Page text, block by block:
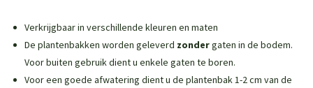
Verkrijgbaar in verschillende kleuren en maten
De plantenbakken worden geleverd zondergaten in de bodem.
Voor buiten gebruik dient u enkele gaten te boren.
Voor een goede afwatering dient u de plantenbak 1-2 cm van de